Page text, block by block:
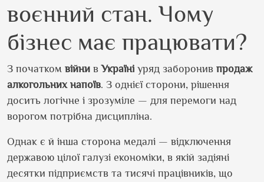
воєнний стан. Чому
бізнес має працювати?
З початком війни вУкраїні уряд заборонив продаж
алкогольних напоїв. З однієї сторони, рішення
досить логічне і зрозуміле — для перемоги над
ворогом потрібна дисципліна.
Однак є й інша сторона медалі — відключення
державою цілої галузі економіки, в якій задіяні
десятки підприємств та тисячі працівників, що